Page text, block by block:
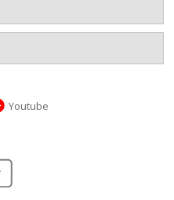
Youtube